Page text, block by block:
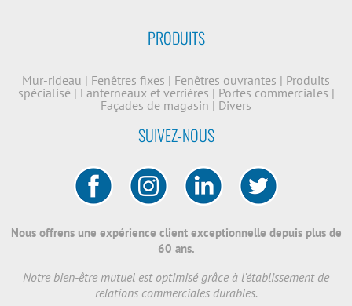
PRODUITS
Mur-rideau | Fenêtres fixes | Fenêtres ouvrantes | Produits
spécialisé | Lanterneaux et verrières | Portes commerciales |
Façades de magasin | Divers
SUIVEZ-NOUS
Nous offrens une expérience client exceptionnelle depuis plus de
60 ans.
Notre bien-être mutuel est optimisé grâce à l'établissement de
relations commerciales durables.